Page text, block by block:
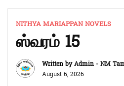
NITHYA MARIAPPAN NOVELS
ஸ்வரம் 15
Written byAdmin - NM
August 6, 2026